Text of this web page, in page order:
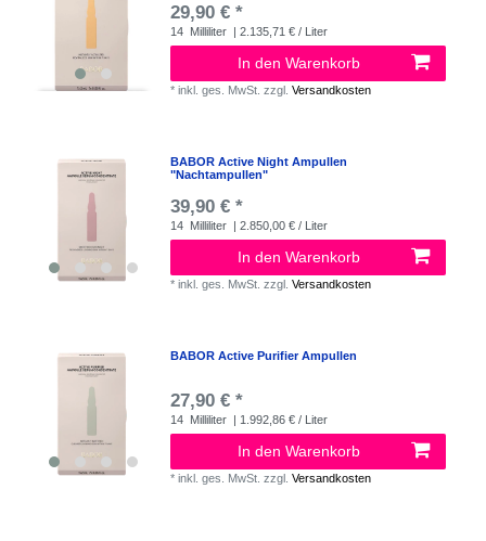
29,90 € *
14 Milliliter | 2.135,71 € / Liter
In den Warenkorb
*inkl. ges. MwSt. zzgl.Versandkosten
BABOR Active Night Ampullen
"Nachtampullen"
39,90 € *
14 Milliliter | 2.850,00 € / Liter
In den Warenkorb
*inkl. ges. MwSt. zzgl.Versandkosten
BABOR Active Purifier Ampullen
27,90 € *
14 Milliliter | 1.992,86 € / Liter
In den Warenkorb
*inkl. ges. MwSt. zzgl.Versandkosten